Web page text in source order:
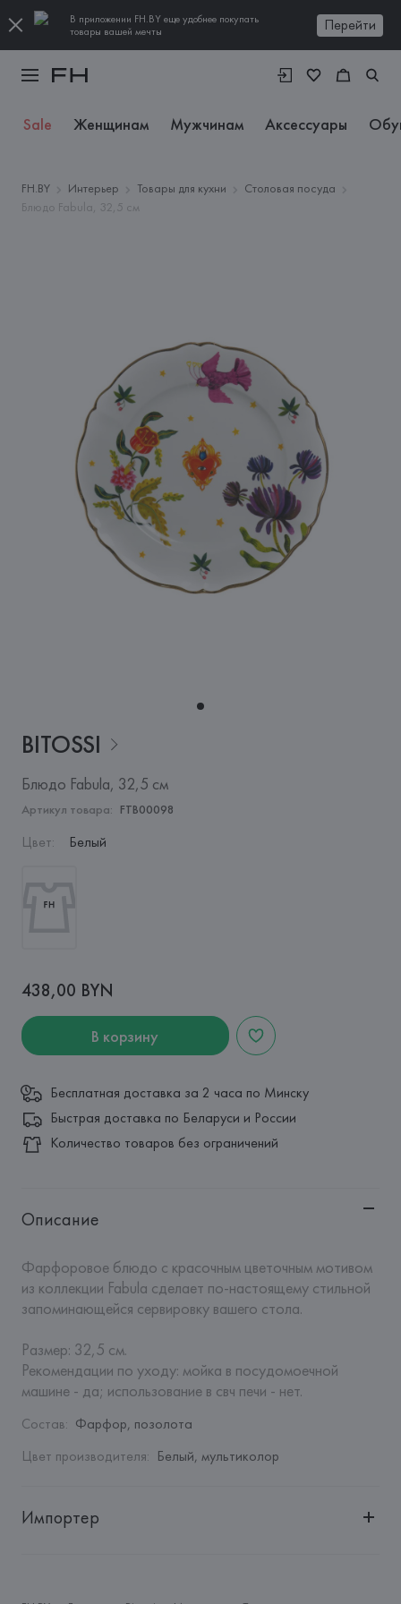
В приложении FH.BY еще удобнее покупать
товары вашей мечты
Перейти
Sale Женщинам Мужчинам Аксессуары
FH.BY Интерьер Товары для кухни
Столовая посуда
Блюдо Fabula, 32,5 см
BITOSSI
Блюдо Fabula, 32,5 см
Артикул товара: FTB00098
Цвет: Белый
438,00 BYN
В корзину
Бесплатная доставка за 2 часа по Минску
Быстрая доставка по Беларуси и России
Количество товаров без ограничений
Описание
Фарфоровое блюдо с красочным цветочным мотивом
из коллекции Fabula сделает по-настоящему стильной
запоминающейся сервировку вашего стола.
Размер: 32,5 см.
Рекомендации по уходу: мойка в посудомоечной
машине - да; использование в свч печи - нет.
Состав: Фарфор, позолота
Цвет производителя: Белый, мультиколор
Импортер